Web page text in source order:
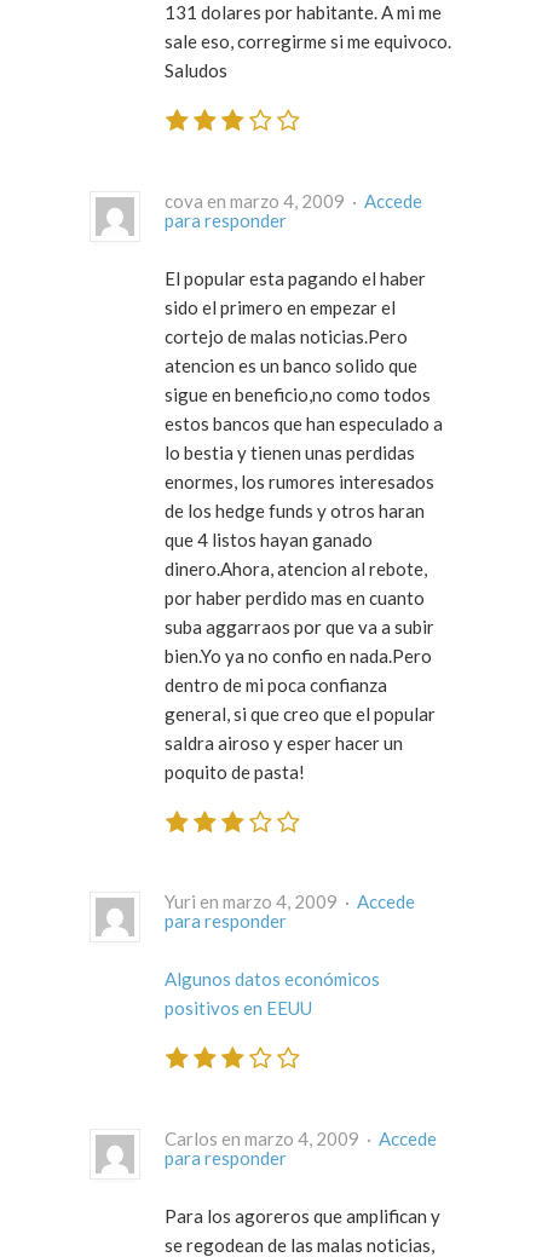
131 dolares por habitante. A mi me
sale eso, corregirme si me equivoco.
Saludos
cova en marzo 4, 2009 · Accede
para responder
El popular esta pagando el haber
sido el primero en empezar el
cortejo de malas noticias.Pero
atencion es un banco solido que
sigue en beneficio,no como todos
estos bancos que han especulado a
lo bestia y tienen unas perdidas
enormes, los rumores interesados
de los hedge funds y otros haran
que 4 listos hayan ganado
dinero.Ahora, atencion al rebote,
por haber perdido mas en cuanto
suba aggarraos por que va a subir
bien.Yo ya no confio en nada.Pero
dentro de mi poca confianza
general, si que creo que el popular
saldra airoso y esper hacer un
poquito de pasta!
Yuri en marzo 4, 2009 · Accede
para responder
Algunos datos económicos
positivos en EEUU
Carlos en marzo 4, 2009 · Accede
para responder
Para los agoreros que amplifican y
se regodean de las malas noticias,